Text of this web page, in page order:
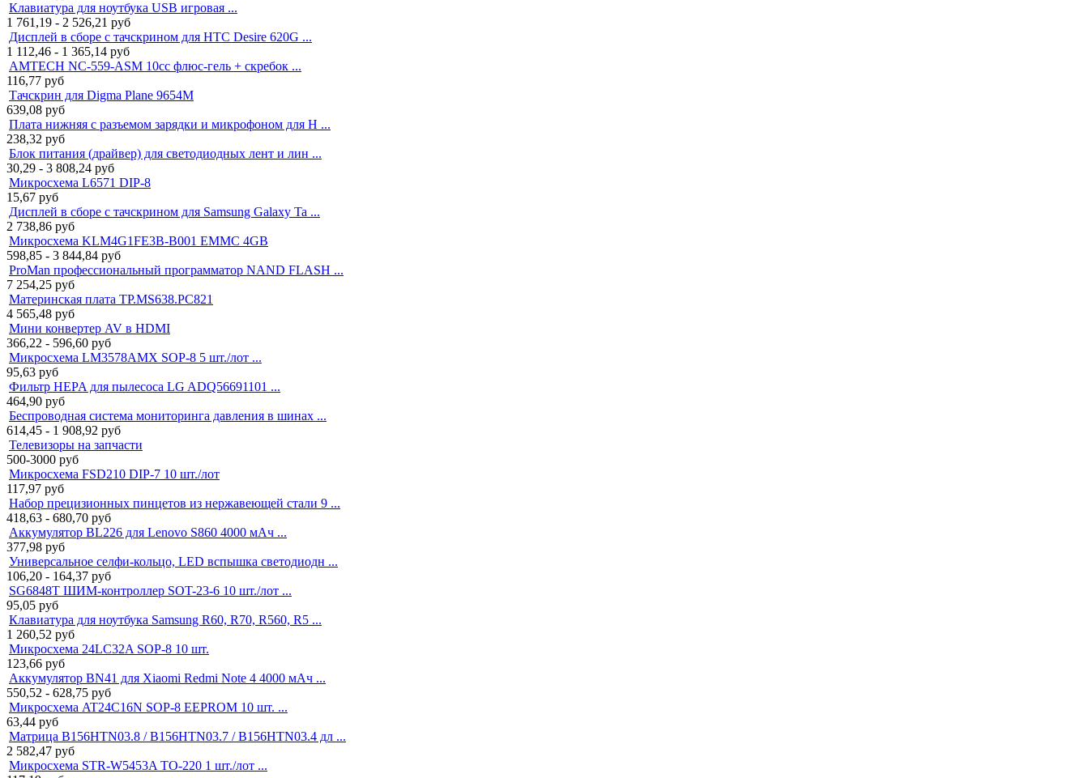
Клавиатура для ноутбука USB игровая ...
1 761,19 - 2 526,21 руб
Дисплей в сборе с тачскрином для HTC Desire 620G ...
1 112,46 - 1 365,14 руб
AMTECH NC-559-ASM 10cc флюс-гель + скребок ...
116,77 руб
Тачскрин для Digma Plane 9654M
639,08 руб
Плата нижняя с разъемом зарядки и микрофоном для H ...
238,32 руб
Блок питания (драйвер) для светодиодных лент и лин ...
30,29 - 3 808,24 руб
Микросхема L6571 DIP-8
15,67 руб
Дисплей в сборе с тачскрином для Samsung Galaxy Ta ...
2 738,86 руб
Микросхема KLM4G1FE3B-B001 EMMC 4GB
598,85 - 3 844,84 руб
ProMan профессиональный программатор NAND FLASH ...
7 254,25 руб
Материнская плата TP.MS638.PC821
4 565,48 руб
Мини конвертер AV в HDMI
366,22 - 596,60 руб
Микросхема LM3578AMX SOP-8 5 шт./лот ...
95,63 руб
Фильтр HEPA для пылесоса LG ADQ56691101 ...
464,90 руб
Беспроводная система мониторинга давления в шинах ...
614,45 - 1 908,92 руб
Телевизоры на запчасти
500-3000 руб
Микросхема FSD210 DIP-7 10 шт./лот
117,97 руб
Набор прецизионных пинцетов из нержавеющей стали 9 ...
418,63 - 680,70 руб
Аккумулятор BL226 для Lenovo S860 4000 мАч ...
377,98 руб
Универсальное селфи-кольцо, LED вспышка светодиодн ...
106,20 - 164,37 руб
SG6848T ШИМ-контроллер SOT-23-6 10 шт./лот ...
95,05 руб
Клавиатура для ноутбука Samsung R60, R70, R560, R5 ...
1 260,52 руб
Микросхема 24LC32A SOP-8 10 шт.
123,66 руб
Аккумулятор BN41 для Xiaomi Redmi Note 4 4000 мАч ...
550,52 - 628,75 руб
Микросхема AT24C16N SOP-8 EEPROM 10 шт. ...
63,44 руб
Матрица B156HTN03.8 / B156HTN03.7 / B156HTN03.4 дл ...
2 582,47 руб
Микросхема STR-W5453A TO-220 1 шт./лот ...